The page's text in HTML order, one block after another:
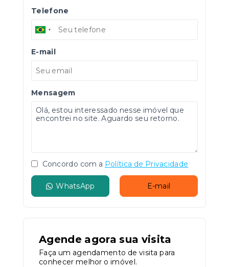
Telefone
E-mail
Mensagem
Concordo com a Política de Privacidade
WhatsApp E-mail
Agende agora sua visita
Faça um agendamento de visita para
conhecer melhor o imóvel.